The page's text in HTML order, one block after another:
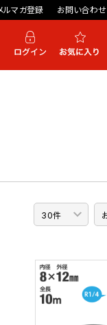
ルマガ登録 お問い合わせ